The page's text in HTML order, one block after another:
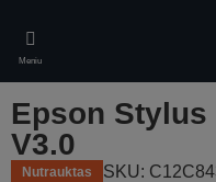
main
content
Meniu
Epson Stylus
V3.0
Nutrauktas SKU: